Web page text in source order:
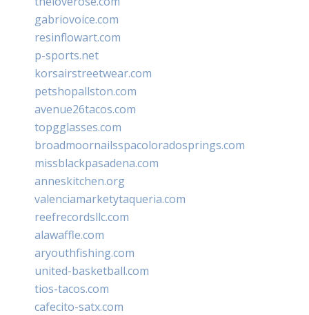
gabriovoice.com
resinflowart.com
p-sports.net
korsairstreetwear.com
petshopallston.com
avenue26tacos.com
topgglasses.com
broadmoornailsspacoloradosprings.com
missblackpasadena.com
anneskitchen.org
valenciamarketytaqueria.com
reefrecordsllc.com
alawaffle.com
aryouthfishing.com
united-basketball.com
tios-tacos.com
cafecito-satx.com